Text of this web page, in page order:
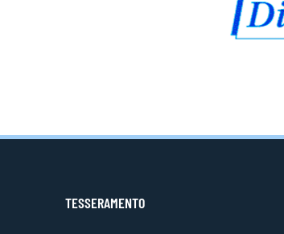
TESSERAMENTO